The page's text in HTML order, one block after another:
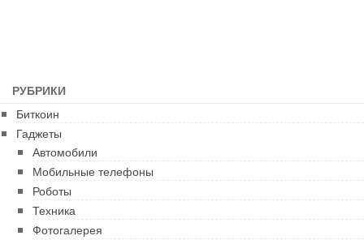
РУБРИКИ
Биткоин
Гаджеты
Автомобили
Мобильные телефоны
Роботы
Техника
Фотогалерея